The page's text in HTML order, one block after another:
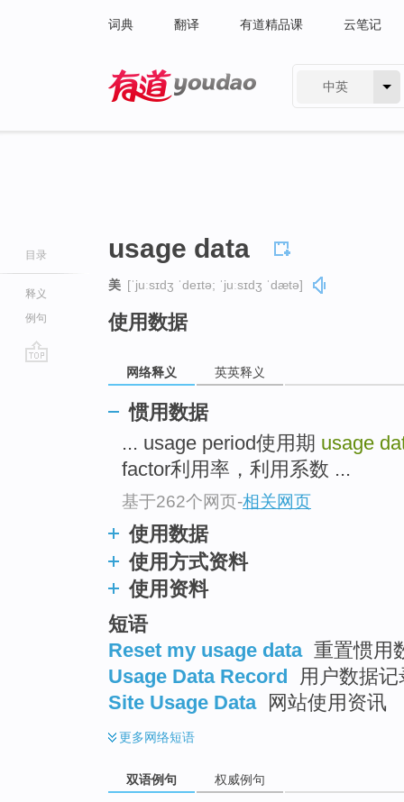
词典 翻译 有道精品课 云笔记
中英
目录
释义
例句
usage data
美 [ˈjuːsɪdʒ ˈdeɪtə; ˈjuːsɪdʒ ˈdætə]
使用数据
网络释义 英英释义
惯用数据
... usage period使用期 usage
factor利用率，利用系数 ...
基于262个网页-相关网页
使用数据
使用方式资料
使用资料
短语
Reset my usage data 重置惯用
Usage Data Record
用户数据
Site Usage Data
网站使用资讯
更多网络短语
双语例句 权威例句